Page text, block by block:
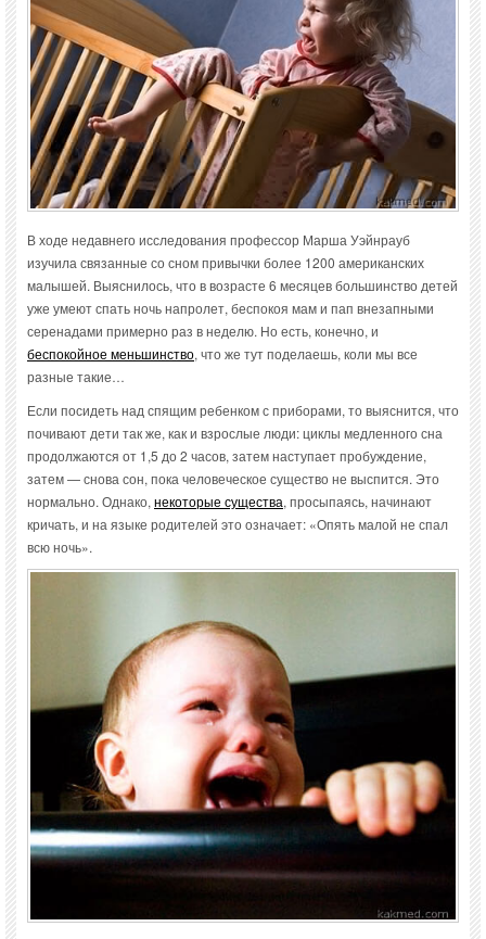
В ходе недавнего исследования профессор Марша Уэйнрауб
изучила связанные со сном привычки более 1200 американских
малышей. Выяснилось, что в возрасте 6 месяцев большинство детей
уже умеют спать ночь напролет, беспокоя мам и пап внезапными
серенадами примерно раз в неделю. Но есть, конечно, и
беспокойное меньшинство, что же тут поделаешь, коли мы все
разные такие…
Если посидеть над спящим ребенком с приборами, то выяснится, что
почивают дети так же, как и взрослые люди: циклы медленного сна
продолжаются от 1,5 до 2 часов, затем наступает пробуждение,
затем — снова сон, пока человеческое существо не выспится. Это
нормально. Однако, некоторые существа, просыпаясь, начинают
кричать, и на языке родителей это означает: «Опять малой не спал
всю ночь».